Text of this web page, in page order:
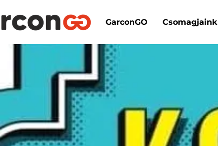
GarconGO Csomagjaink